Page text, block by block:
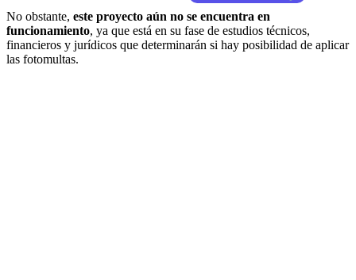
No obstante, este proyecto aún no se encuentra en
funcionamiento, ya que está en su fase de estudios técnicos,
financieros y jurídicos que determinarán si hay posibilidad de aplicar
las fotomultas.